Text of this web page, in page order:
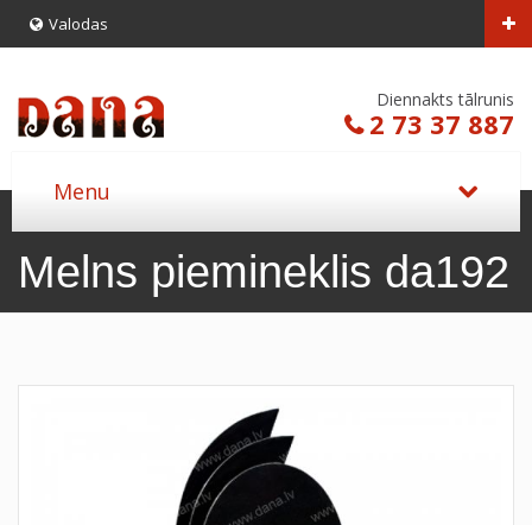
Valodas
Diennakts tālrunis
2 73 37 887
Melns piemineklis da192